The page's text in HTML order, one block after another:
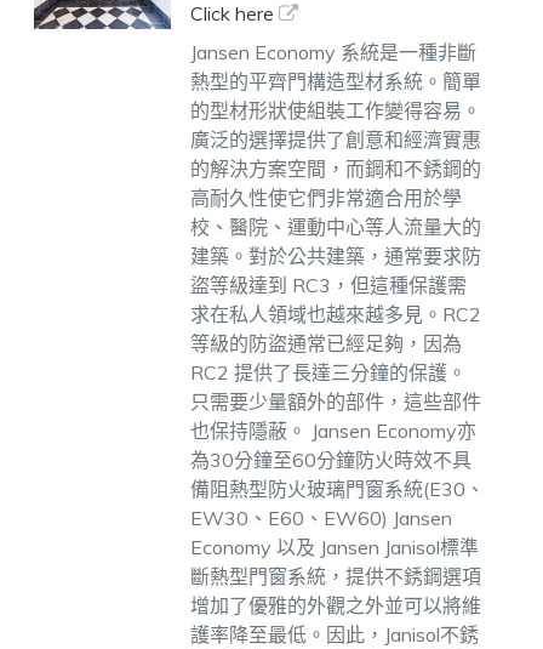
Click here
Jansen Economy 系統是一種非斷
熱型的平齊門構造型材系統。簡單
的型材形狀使組裝工作變得容易。
廣泛的選擇提供了創意和經濟實惠
的解決方案空間，而鋼和不銹鋼的
高耐久性使它們非常適合用於學
校、醫院、運動中心等人流量大的
建築。對於公共建築，通常要求防
盜等級達到 RC3，但這種保護需
求在私人領域也越來越多見。RC2
等級的防盜通常已經足夠，因為
RC2 提供了長達三分鐘的保護。
只需要少量額外的部件，這些部件
也保持隱蔽。 Jansen Economy亦
為30分鐘至60分鐘防火時效不具
備阻熱型防火玻璃門窗系統(E30、
EW30、E60、EW60) Jansen
Economy 以及 Jansen Janisol標準
斷熱型門窗系統，提供不銹鋼選項
增加了優雅的外觀之外並可以將維
護率降至最低。因此，Janisol不銹